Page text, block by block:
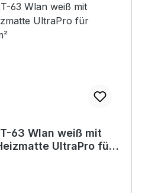
63 Wlan weiß mit
UltraPro für